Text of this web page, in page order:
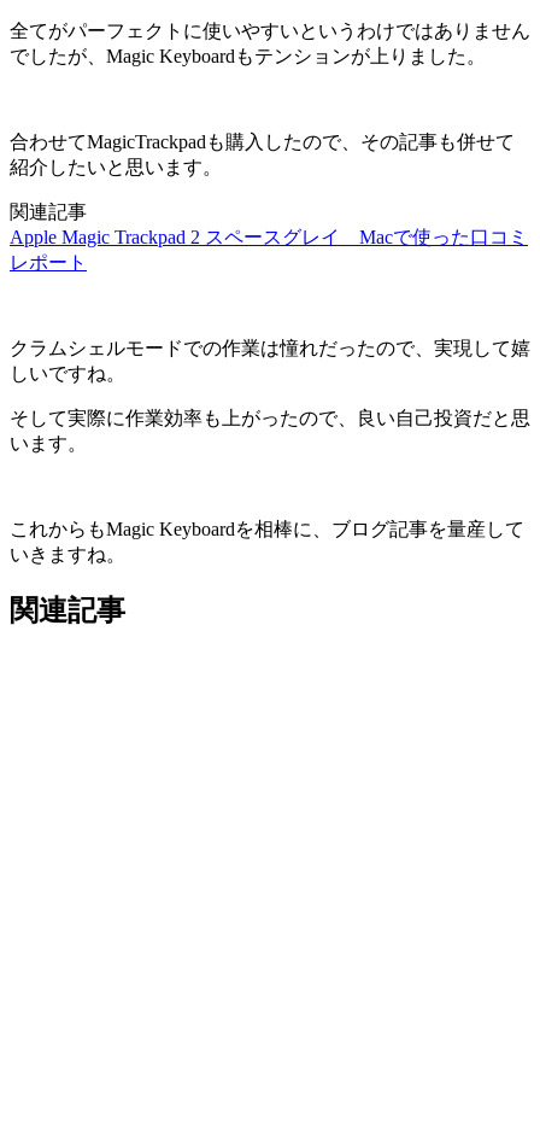
全てがパーフェクトに使いやすいというわけではありません
でしたが、Magic Keyboardもテンションが上りました。
合わせてMagicTrackpadも購入したので、その記事も併せて
紹介したいと思います。
関連記事
Apple Magic Trackpad 2 スペースグレイ Macで使った口コミ
レポート
クラムシェルモードでの作業は憧れだったので、実現して嬉
しいですね。
そして実際に作業効率も上がったので、良い自己投資だと思
います。
これからもMagic Keyboardを相棒に、ブログ記事を量産して
いきますね。
関連記事